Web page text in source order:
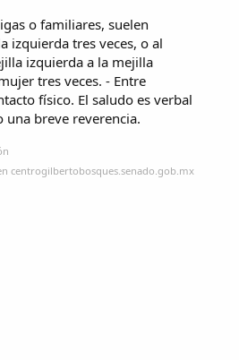
o familiares, suelen
izquierda tres veces, o al
izquierda a la mejilla
tres veces. - Entre
físico. El saludo es verbal
una breve reverencia.
centrogilbertobosques.senado.gob.mx